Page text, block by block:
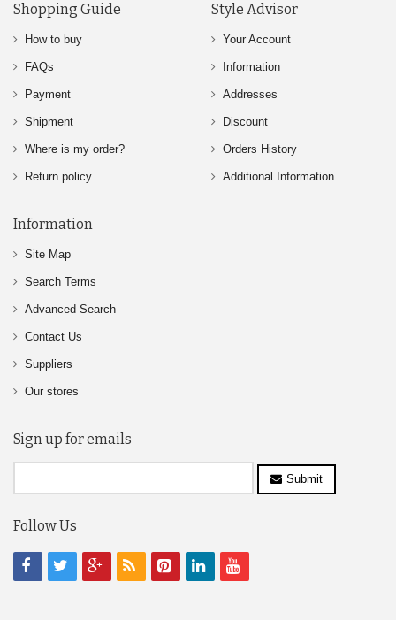
Shopping Guide
How to buy
FAQs
Payment
Shipment
Where is my order?
Return policy
Style Advisor
Your Account
Information
Addresses
Discount
Orders History
Additional Information
Information
Site Map
Search Terms
Advanced Search
Contact Us
Suppliers
Our stores
Sign up for emails
Submit
Follow Us